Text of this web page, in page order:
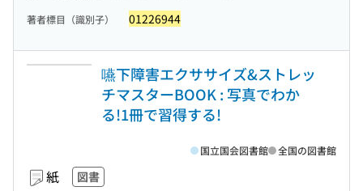
著者標目（識別子） 01226944
嚥下障害エクササイズ&ストレッ
チマスターBOOK : 写真でわか
る!1冊で習得する!
紙 図書
国立国会図書館 全国の図書館